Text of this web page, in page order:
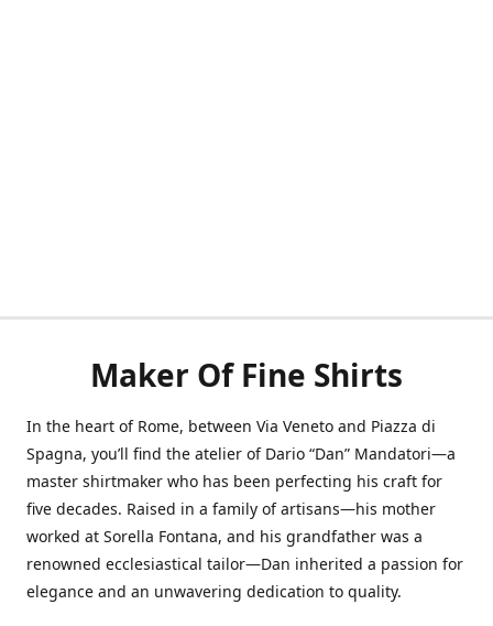
Maker Of Fine Shirts
In the heart of Rome, between Via Veneto and Piazza di
Spagna, you’ll find the atelier of Dario “Dan” Mandatori—a
master shirtmaker who has been perfecting his craft for
five decades. Raised in a family of artisans—his mother
worked at Sorella Fontana, and his grandfather was a
renowned ecclesiastical tailor—Dan inherited a passion for
elegance and an unwavering dedication to quality.